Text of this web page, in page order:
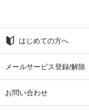
はじめての方へ
メールサービス登録/解除
お問い合わせ